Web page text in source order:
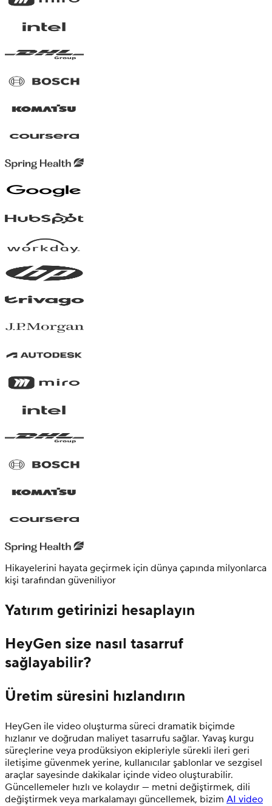
Hikayelerini hayata geçirmek için dünya çapında milyonlarca
kişi tarafından güveniliyor
Yatırım getirinizi hesaplayın
HeyGen size nasıl tasarruf
sağlayabilir?
Üretim süresini hızlandırın
HeyGen ile video oluşturma süreci dramatik biçimde
hızlanır ve doğrudan maliyet tasarrufu sağlar. Yavaş kurgu
süreçlerine veya prodüksiyon ekipleriyle sürekli ileri geri
iletişime güvenmek yerine, kullanıcılar şablonlar ve sezgisel
araçlar sayesinde dakikalar içinde video oluşturabilir.
Güncellemeler hızlı ve kolaydır — metni değiştirmek, dili
değiştirmek veya markalamayı güncellemek, bizim AI video